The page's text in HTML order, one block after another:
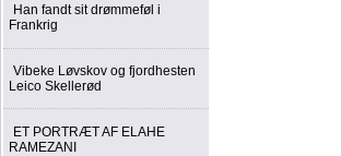
Han fandt sit drømmeføl i
Frankrig
Vibeke Løvskov og fjordhesten
Leico Skellerød
ET PORTRÆT AF ELAHE
RAMEZANI